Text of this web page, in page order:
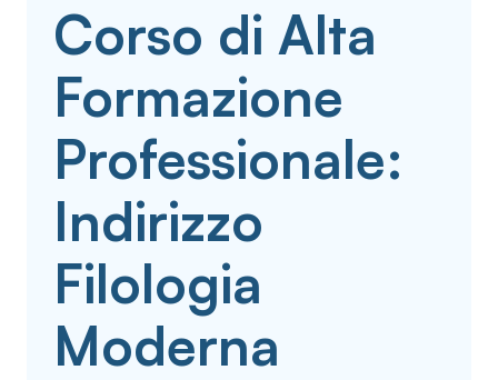
Corso di Alta
Formazione
Professionale:
Indirizzo
Filologia
Moderna